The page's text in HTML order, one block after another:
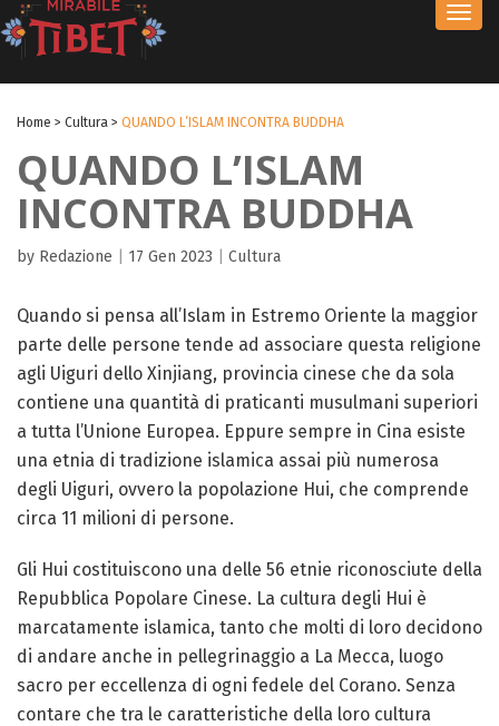
Home > Cultura > QUANDO L’ISLAM INCONTRA BUDDHA
QUANDO L’ISLAM
INCONTRA BUDDHA
by Redazione 17 Gen 2023 Cultura
Quando si pensa all’Islam in Estremo Oriente la maggior
parte delle persone tende ad associare questa religione
agli Uiguri dello Xinjiang, provincia cinese che da sola
contiene una quantità di praticanti musulmani superiori
a tutta l’Unione Europea. Eppure sempre in Cina esiste
una etnia di tradizione islamica assai più numerosa
degli Uiguri, ovvero la popolazione Hui, che comprende
circa 11 milioni di persone.
Gli Hui costituiscono una delle 56 etnie riconosciute della
Repubblica Popolare Cinese. La cultura degli Hui è
marcatamente islamica, tanto che molti di loro decidono
di andare anche in pellegrinaggio a La Mecca, luogo
sacro per eccellenza di ogni fedele del Corano. Senza
contare che tra le caratteristiche della loro cultura